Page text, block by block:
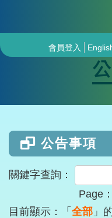
會員登入
公告事項
關鍵字查詢：
Page：
目前顯示：「 全部 」